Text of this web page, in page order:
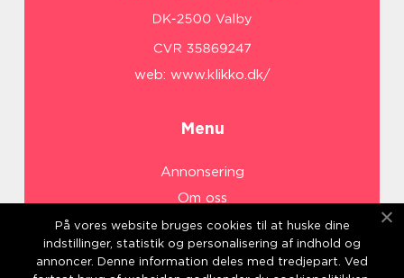
web: www.klikko.dk/
Menu
Annonsering
Om oss
Cookies
Kontakta oss
På vores website bruges cookies til at huske dine
indstillinger, statistik og personalisering af indhold og
annoncer. Denne information deles med tredjepart. Ved